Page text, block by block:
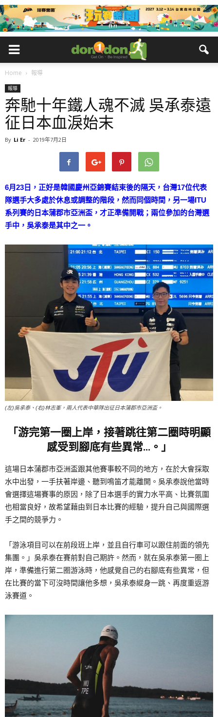
Home 報導
報導
奔馳十年鐵人魂不滅 吳承泰遠
征日本血淚始末
By Li Er - 2019年7月2日
6月23日，正好是韓國慶州亞錦賽結束後的隔天，台灣17位代表
隊選手大多處於休息或調整的階段，然而同個時間，另一場ITU
系列賽的日本蒲郡市亞洲盃，才正準備開戰；兩位參加的台灣選
手中，吳承泰是其中之一。
(左)吳承泰、(右)林志峯，兩人代表中華隊出征日本蒲郡市亞洲盃。
「游完第一圈上岸，接著跳往第二圈時明顯
感受到腳底有些異常…。」
這場日本蒲郡市亞洲盃跟其他賽事較不同的地方，在於大會採取
水中出發，一手扶著岸邊、聽到鳴笛才能離開。吳承泰說他當時
會選擇這場賽事的原因，除了日本選手的實力水平高、比賽氛圍
也相當良好，故希望藉由到日本比賽的經驗，提升自己與國際選
手之間的競爭力。
「游泳項目可以在前段班上岸，並且自行車可以跟住前面的領先
集團。」吳承泰在賽前對自己期許。然而，就在吳承泰第一圈上
岸，準備進行第二圈游泳時，他感覺自己的右腳底有些異常，但
在比賽的當下可沒時間讓他多想，吳承泰縱身一跳、再度重返游
泳賽道。